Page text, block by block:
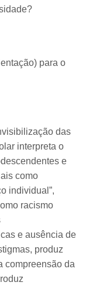
para o
das
interpreta o
e
como
individual”,
racismo
e ausência de
produz
compreensão da